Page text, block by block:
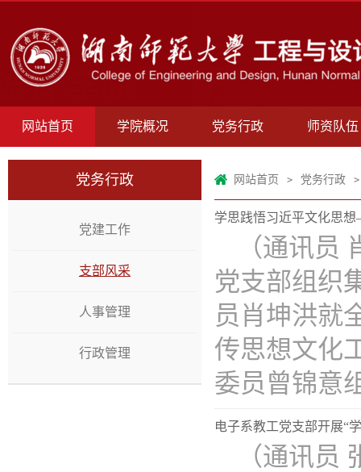
网站首页 学院概况 党务行政 师资队伍
党务行政
党建工作
支部风采
人事管理
行政管理
网站首页 > 党务行政 >
学思践悟习近平文化思
（通讯员
党支部组织
员肖坤洪就
传思想文化
委员曾锦意
电子系教工党支部开展“
（通讯员